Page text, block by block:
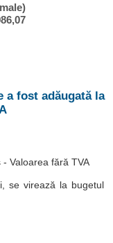
a fost adăugată la
- Valoarea fără TVA
se virează la bugetul